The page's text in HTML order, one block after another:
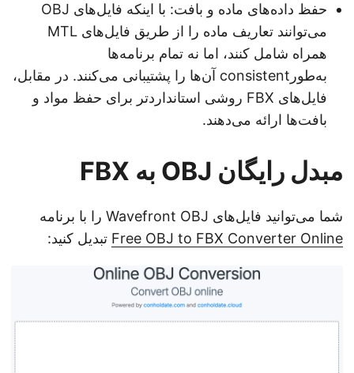
حفظ داده‌های ماده و بافت: با اینکه فایل‌های OBJ
می‌توانند تعاریف ماده را از طریق فایل‌های MTL
همراه شامل کنند، اما نه تمام برنامه‌ها
به‌طورconsistent آن‌ها را پشتیبانی می‌کنند. در مقابل،
فایل‌های FBX روشی استانداردتر برای حفظ مواد و
بافت‌ها ارائه می‌دهند.
مبدل رایگان OBJ به FBX
شما می‌توانید فایل‌های Wavefront OBJ را با برنامه
Free OBJ to FBX Converter Onlineتبدیل کنید: